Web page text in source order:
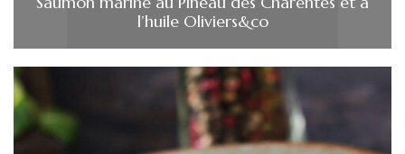
l’huile Oliviers&co